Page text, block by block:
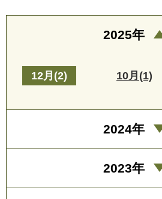
2025年
12月(2) 10月(1)
2024年
2023年